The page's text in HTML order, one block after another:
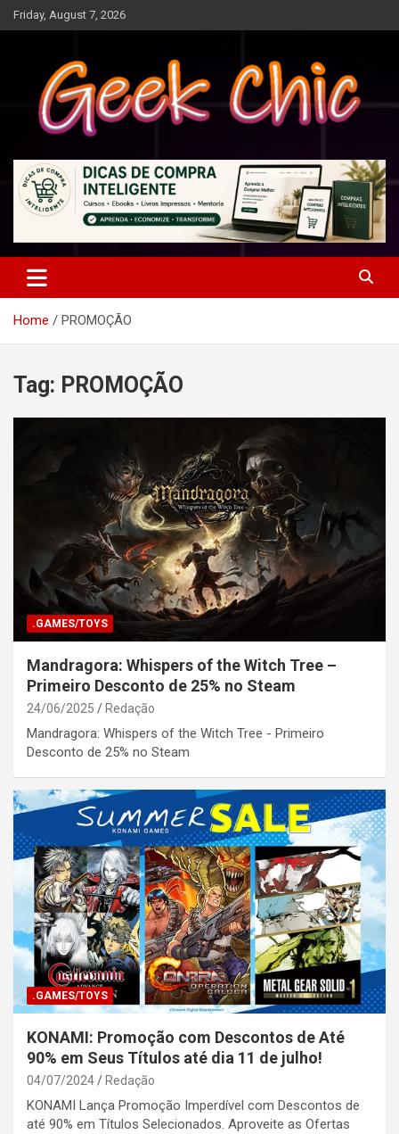
Skip
to
Friday, August 7, 2026
Geek Chic
Home PROMOÇÃO
Tag: PROMOÇÃO
.GAMES/TOYS
Mandragora: Whispers of the Witch Tree –
Primeiro Desconto de 25% no Steam
24/06/2025 Redação
Mandragora: Whispers of the Witch Tree - Primeiro
Desconto de 25% no Steam
.GAMES/TOYS
KONAMI: Promoção com Descontos de Até
90% em Seus Títulos até dia 11 de julho!
04/07/2024 Redação
KONAMI Lança Promoção Imperdível com Descontos de
até 90% em Títulos Selecionados. Aproveite as Ofertas